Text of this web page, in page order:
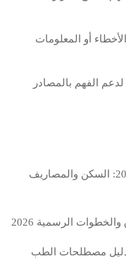
أو المعلومات
لدعم الفهم بالمصادر
دليل تكلفة المعيشة في مصر للوافدين 2026: السكن والمصاريف
الرسمية 2026
ودليل مصطلحات الطب